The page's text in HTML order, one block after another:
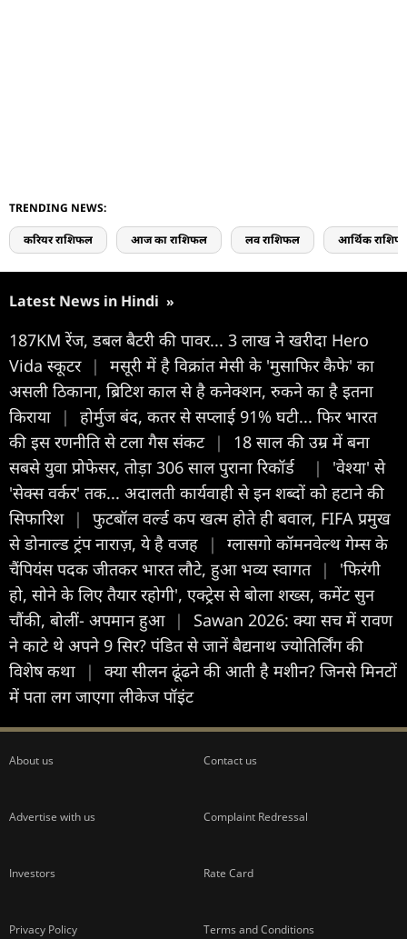
TRENDING NEWS:
करियर राशिफल आज का राशिफल लव राशिफल आर्थिक
Latest News in Hindi »
187KM रेंज, डबल बैटरी की पावर... 3 लाख ने खरीदा Hero
Vida स्कूटर |
मसूरी में है विक्रांत मेसी के 'मुसाफिर कैफे' का
असली ठिकाना, ब्रिटिश काल से है कनेक्शन, रुकने का है इतना
किराया
|
होर्मुज बंद, कतर से सप्लाई 91% घटी... फिर भारत
की इस रण​नीति से टला गैस संकट |
18 साल की उम्र में बना
सबसे युवा प्रोफेसर, तोड़ा 306 साल पुराना रिकॉर्ड
|
'वेश्या' से
'सेक्स वर्कर' तक... अदालती कार्यवाही से इन शब्दों को हटाने की
सिफारिश |
फुटबॉल वर्ल्ड कप खत्म होते ही बवाल, FIFA प्रमुख
से डोनाल्ड ट्रंप नाराज़, ये है वजह
|
ग्लासगो कॉमनवेल्थ गेम्स के
चैंपियंस पदक जीतकर भारत लौटे, हुआ भव्य स्वागत |
'फिरंगी
हो, सोने के लिए तैयार रहोगी', एक्ट्रेस से बोला शख्स, कमेंट सुन
चौंकी, बोलीं- अपमान हुआ |
Sawan 2026: क्या सच में रावण
ने काटे थे अपने 9 सिर? पंडित से जानें बैद्यनाथ ज्योतिर्लिंग की
विशेष कथा
|
क्या सीलन ढूंढने की आती है मशीन? जिनसे मिनटों
में पता लग जाएगा लीकेज पॉइंट
About us Contact us
Advertise with us Complaint Redressal
Investors Rate Card
Privacy Policy Terms and Conditions